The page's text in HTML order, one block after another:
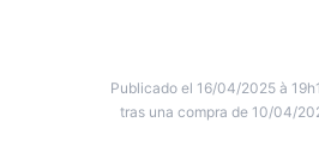
Publicado el 16/04/2025 à
tras una compra de 10/04/